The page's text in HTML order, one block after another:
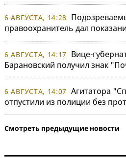
6 АВГУСТА, 14:28
правоохранитель дал
6 АВГУСТА, 14:17
Вице-
Барановский получил знак
6 АВГУСТА, 14:07 Агитатора
отпустили из полиции без
Смотреть